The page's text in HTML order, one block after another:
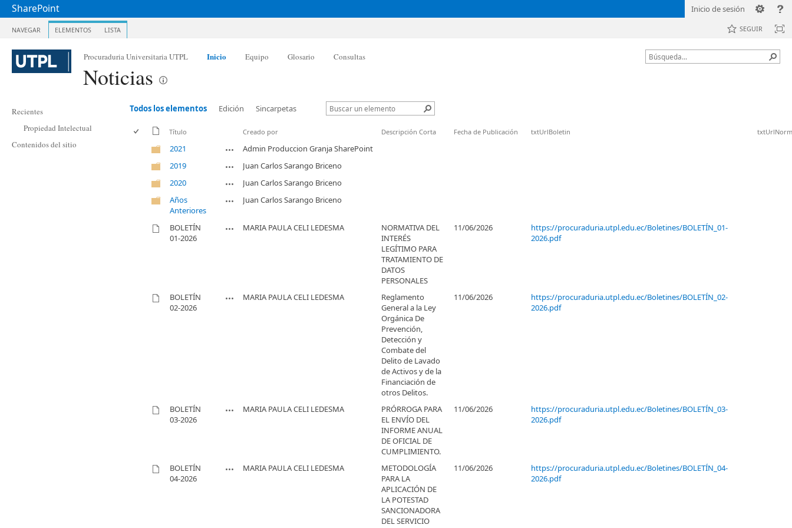
SharePoint Inicio de sesión
NAVEGAR ELEMENTOS LISTA SEGUIR
Procuraduria Universitaria UTPL Inicio Equipo Glosario Consultas
Noticias
Recientes
Propiedad Intelectual
Contenidos del sitio
Todos los elementos Edición Sincarpetas
Título Creado por Descripción Corta Fecha de Publicación txtUrlBoletin
2021
Admin Produccion Granja SharePoint
2019
Juan Carlos Sarango Briceno
2020
Juan Carlos Sarango Briceno
Años
Anteriores
Juan Carlos Sarango Briceno
BOLETÍN
01-2026
MARIA PAULA CELI LEDESMA
NORMATIVA DEL
INTERÉS
LEGÍTIMO PARA
TRATAMIENTO DE
DATOS
PERSONALES
11/06/2026
https://procuraduria.utpl.edu.ec/Boletines/BOLETÍN_01-
2026.pdf
BOLETÍN
02-2026
MARIA PAULA CELI LEDESMA
Reglamento
General a la Ley
Orgánica De
Prevención,
Detección y
Combate del
Delito de Lavado
de Activos y de la
Financiación de
otros Delitos.
11/06/2026
https://procuraduria.utpl.edu.ec/Boletines/BOLETÍN_02-
2026.pdf
BOLETÍN
03-2026
MARIA PAULA CELI LEDESMA
PRÓRROGA PARA
EL ENVÍO DEL
INFORME ANUAL
DE OFICIAL DE
CUMPLIMIENTO.
11/06/2026
https://procuraduria.utpl.edu.ec/Boletines/BOLETÍN_03-
2026.pdf
BOLETÍN
04-2026
MARIA PAULA CELI LEDESMA
METODOLOGÍA
PARA LA
APLICACIÓN DE
LA POTESTAD
SANCIONADORA
DEL SERVICIO
11/06/2026
https://procuraduria.utpl.edu.ec/Boletines/BOLETÍN_04-
2026.pdf